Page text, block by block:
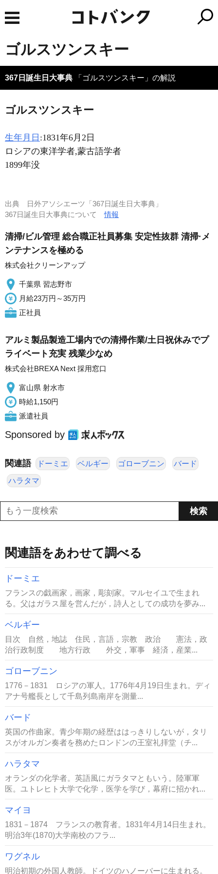
ゴルスツンスキー
367日誕生日大事典 「ゴルスツンスキー」の解説
ゴルスツンスキー
生年月日 :1831年6月2日
ロシアの東洋学者,蒙古語学者
1899年没
出典
日外アソシエーツ「367日誕生日大事典」
367日誕生日大事典について情報
清掃/ビル管理 総合職正社員募集 安定性抜群 清掃·メ
ンテナンスを極める
株式会社クリーンアップ
千葉県 習志野市
月給23万円～35万円
正社員
アルミ製品製造工場内での清掃作業/土日祝休みでプ
ライベート充実 残業少なめ
株式会社BREXA Next 採用窓口
富山県 射水市
時給1,150円
派遣社員
Sponsored by
関連語 ドーミエ ベルギー ゴローブニン バード
ハラタマ
関連語をあわせて調べる
ドーミエ
フランスの戯画家，画家，彫刻家。マルセイユで生まれ
る。父はガラス屋を営んだが，詩人としての成功を夢み...
ベルギー
目次 自然，地誌 住民，言語，宗教 政治 憲法，政
治行政制度 地方行政 外交，軍事 経済，産業...
ゴローブニン
1776－1831 ロシアの軍人。1776年4月19日生まれ。ディ
アナ号艦長として千島列島南岸を測量...
バード
英国の作曲家。青少年期の経歴ははっきりしないが，タリ
スがオルガン奏者を務めたロンドンの王室礼拝堂（チ...
ハラタマ
オランダの化学者。英語風にガラタマともいう。陸軍軍
医。ユトレヒト大学で化学，医学を学び，幕府に招かれ...
マイヨ
1831－1874 フランスの教育者。1831年4月14日生まれ。
明治3年(1870)大学南校のフラ...
ワグネル
明治初期の外国人教師。ドイツのハノーバーに生まれる。